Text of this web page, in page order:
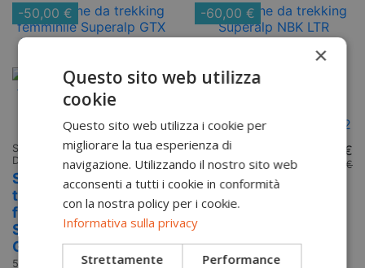
-50,00 €
Scarpe Trekking
Donna
Scarpone da
trekking
femminile
Superalp
GTX Ws Aku
594-565
249,90 €
299,90 €
-60,00 €
Scarpe Trekking
Uomo
Scarpone da
trekking
Superalp
NBK LTR
foderato Aku
592.1-050
269,90 €
329,90 €
×
Questo sito web utilizza
cookie
Questo sito web utilizza i cookie per
migliorare la tua esperienza di
navigazione. Utilizzando il nostro sito web
acconsenti a tutti i cookie in conformità
con la nostra policy per i cookie.
Informativa sulla privacy
Strettamente
Performance